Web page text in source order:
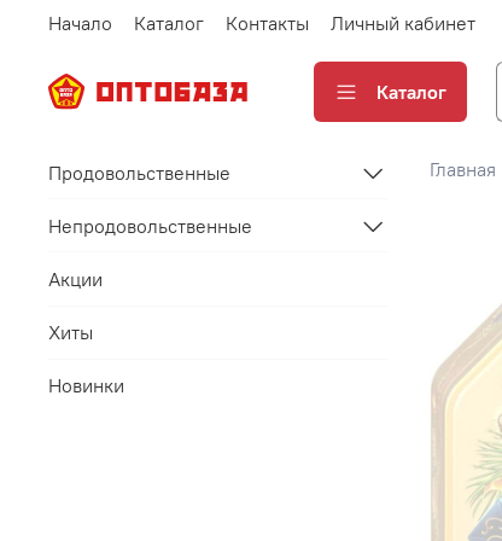
Начало Каталог Контакты Личный кабинет
Каталог
Главная
Продовольственные
Непродовольственные
Акции
Хиты
Новинки